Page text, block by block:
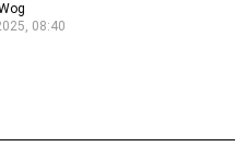
08:40